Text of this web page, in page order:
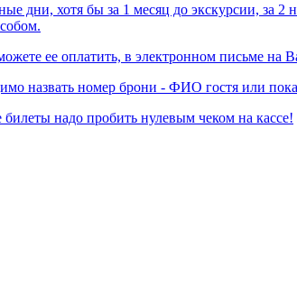
дни, хотя бы за 1 месяц до экскурсии, за
ее оплатить, в электронном письме
назвать номер брони - ФИО гостя или
надо пробить нулевым чеком на кассе!